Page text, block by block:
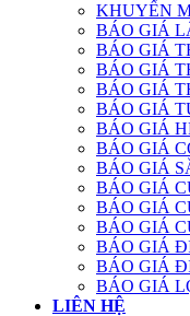
KHUYẾN
BÁO GIÁ
BÁO GIÁ
BÁO GIÁ
BÁO GIÁ
BÁO GIÁ
BÁO GIÁ
BÁO GIÁ
BÁO GIÁ
BÁO GIÁ
BÁO GIÁ
BÁO GIÁ
BÁO GIÁ
BÁO GIÁ
BÁO GIÁ
LIÊN HỆ